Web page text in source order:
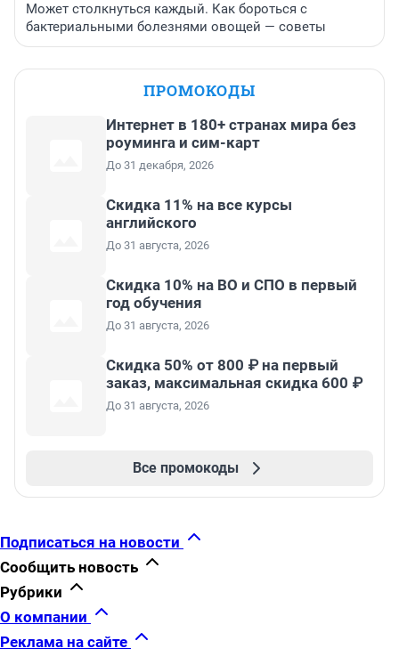
Может столкнуться каждый. Как бороться с
бактериальными болезнями овощей — советы
ПРОМОКОДЫ
Интернет в 180+ странах мира без
роуминга и сим-карт
До 31 декабря, 2026
Скидка 11% на все курсы
английского
До 31 августа, 2026
Скидка 10% на ВО и СПО в первый
год обучения
До 31 августа, 2026
Скидка 50% от 800 ₽ на первый
заказ, максимальная скидка 600 ₽
До 31 августа, 2026
Все промокоды
Подписаться на новости
Сообщить новость
Рубрики
О компании
Реклама на сайте